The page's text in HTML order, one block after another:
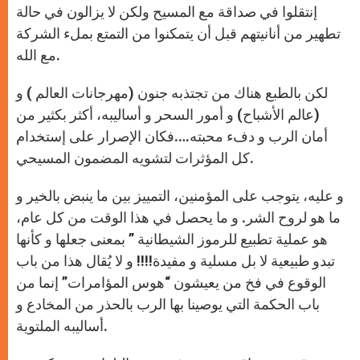
إنتقلوا في صداقة مع المسيح ولكن لا يزالون في حالة
تطهير من أنانيتهم قبل أن يتمكنوا من التمتع بملء الشركة
مع الله.
لكن بالطبع هناك من تجتذبه جنون (مهرجانات العالم ) و
(عالم الأشباح) و أمور السحر و أساليبه، أكثر بكثير من
أمان الرب و دفء محبته….فكان الإصرار على إستخدام
كل المؤثرات لتشويه المضمون المسيحي.
و عليه، يتوجب على المؤمنين، التمييز بين ما ينبض بالخير و
ما هو لروح الشر. و ما يحصل في هذا الوقت من كل عام،
هو عملية تطبيع للرموز الشيطانية ” بمعنى جعلها و كأنها
تبدو طبيعية لا بل مسلية و مفيدة!!!! و لا يُقال هذا من باب
الوقوع في فخ من يعيشون “هوس المؤامرات” إنما من
باب الحكمة التي يوصينا بها الرب بالحذر من المخادع و
أساليبه الملتوية.